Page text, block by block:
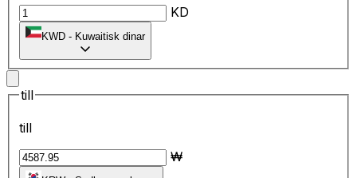
KD
KWD - Kuwaitisk dinar
till
till
₩